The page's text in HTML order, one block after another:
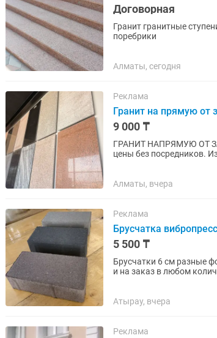
Договорная
Гранит гранитные
поребрики
Алматы, сегодня
Реклама
Гранит на прямую от
9 000 ₸
ГРАНИТ НАПРЯМУЮ ОТ ЗАВОДА Собственное производство, прямые
цены без посредников. Изготавливаем и выполняем монтаж: • входные группы; • лестницы и
Алматы, вчера
Реклама
Брусчатка
5 500 ₸
Брусчатки 6 см разные
и на заказ в любом
Атырау, вчера
Реклама